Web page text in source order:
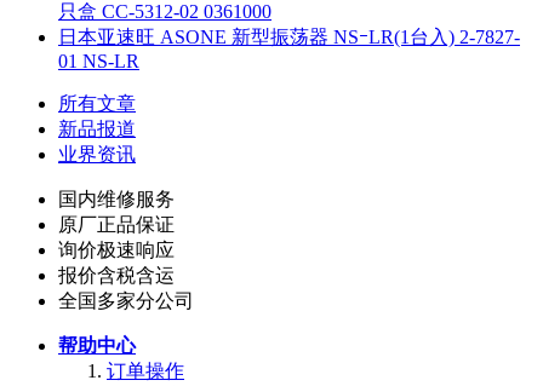
只盒 CC-5312-02 0361000
日本亚速旺 ASONE 新型振荡器 NSｰLR(1台入) 2-7827-
01 NS-LR
所有文章
新品报道
业界资讯
国内维修服务
原厂正品保证
询价极速响应
报价含税含运
全国多家分公司
帮助中心
订单操作